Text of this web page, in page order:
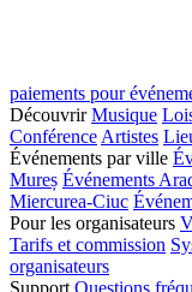
paiements pour
Découvrir Musique
Conférence Artistes
Événements par ville
Mureș Événements
Miercurea-Ciuc
Pour les organisateurs
Tarifs et commission
organisateurs